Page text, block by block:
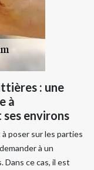
: une
à
ses environs
poser sur les parties
à un
ce cas, il est